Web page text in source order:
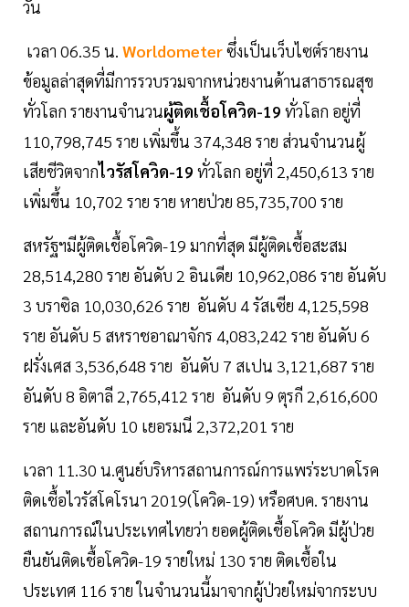
วัน
เวลา 06.35 น. Worldometerซึ่งเป็นเว็บไซต์รายงาน
ข้อมูลล่าสุดที่มีการรวบรวมจากหน่วยงานด้านสาธารณสุข
ทั่วโลก รายงานจำนวนผู้ติดเชื้อโควิด-19 ทั่วโลก อยู่ที่
110,798,745 ราย เพิ่มขึ้น 374,348 ราย ส่วนจำนวนผู้
เสียชีวิตจากไวรัสโควิด-19 ทั่วโลก อยู่ที่ 2,450,613 ราย
เพิ่มขึ้น 10,702 ราย ราย หายป่วย 85,735,700 ราย
สหรัฐฯมีผู้ติดเชื้อโควิด-19 มากที่สุด มีผู้ติดเชื้อสะสม
28,514,280 ราย อันดับ 2 อินเดีย 10,962,086 ราย อันดับ
3 บราซิล 10,030,626 ราย อันดับ 4 รัสเซีย 4,125,598
ราย อันดับ 5 สหราชอาณาจักร 4,083,242 ราย อันดับ 6
ฝรั่งเศส 3,536,648 ราย อันดับ 7 สเปน 3,121,687 ราย
อันดับ 8 อิตาลี 2,765,412 ราย อันดับ 9 ตุรกี 2,616,600
ราย และอันดับ 10 เยอรมนี 2,372,201 ราย
เวลา 11.30 น.ศูนย์บริหารสถานการณ์การแพร่ระบาดโรค
ติดเชื้อไวรัสโคโรนา 2019(โควิด-19) หรือศบค. รายงาน
สถานการณ์ในประเทศไทยว่า ยอดผู้ติดเชื้อโควิด มีผู้ป่วย
ยืนยันติดเชื้อโควิด-19 รายใหม่ 130 ราย ติดเชื้อใน
ประเทศ 116 ราย ในจำนวนนี้มาจากผู้ป่วยใหม่จากระบบ